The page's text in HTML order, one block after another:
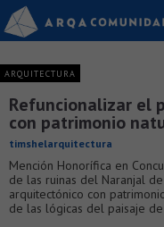
ARQUITECTURA
Refuncionalizar el
con patrimonio
timshelarquitectura
Mención Honorífica en
de las ruinas del Naranjal
arquitectónico con
de las lógicas del paisaje